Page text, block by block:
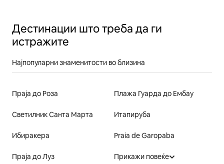
Дестинации што треба да ги
истражите
Најпопуларни знаменитости во близина
Праја до Роза Плажа Гуарда до Ембау
Светилник Санта Марта Итапируба
Ибиракера Praia de Garopaba
Праја до Луз Прикажи повеќе